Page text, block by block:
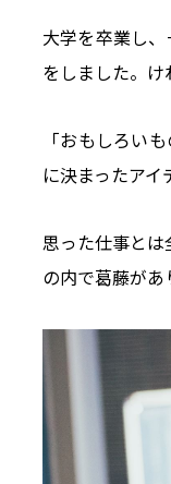
大学を卒業し
をしました。け
「おもしろい
に決まったアイ
思った仕事とは
の内で葛藤があ